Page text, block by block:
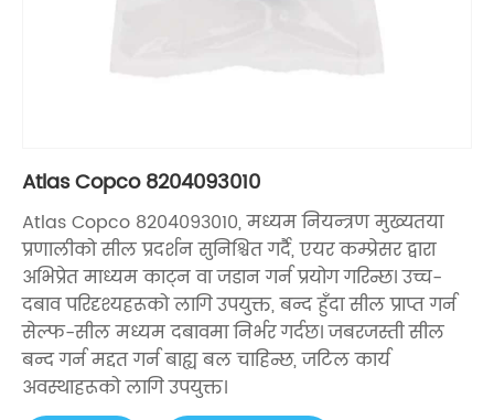
Atlas Copco 8204093010
Atlas Copco 8204093010, मध्यम नियन्त्रण मुख्यतया
प्रणालीको सील प्रदर्शन सुनिश्चित गर्दै, एयर कम्प्रेसर द्वारा
अभिप्रेत माध्यम काट्न वा जडान गर्न प्रयोग गरिन्छ। उच्च-
दबाव परिदृश्यहरूको लागि उपयुक्त, बन्द हुँदा सील प्राप्त गर्न
सेल्फ-सील मध्यम दबावमा निर्भर गर्दछ। जबरजस्ती सील
बन्द गर्न मद्दत गर्न बाह्य बल चाहिन्छ, जटिल कार्य
अवस्थाहरूको लागि उपयुक्त।